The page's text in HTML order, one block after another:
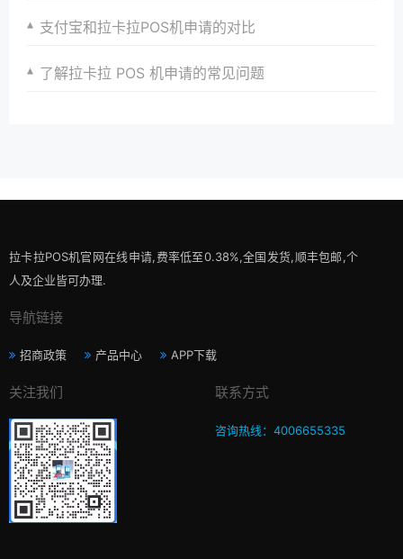
支付宝和拉卡拉POS机申请的对比
了解拉卡拉 POS 机申请的常见问题
拉卡拉POS机官网在线申请,费率低至0.38%,全国发货,顺丰包邮,个
人及企业皆可办理.
导航链接
招商政策 产品中心 APP下载
关注我们 联系方式
咨询热线：4006655335